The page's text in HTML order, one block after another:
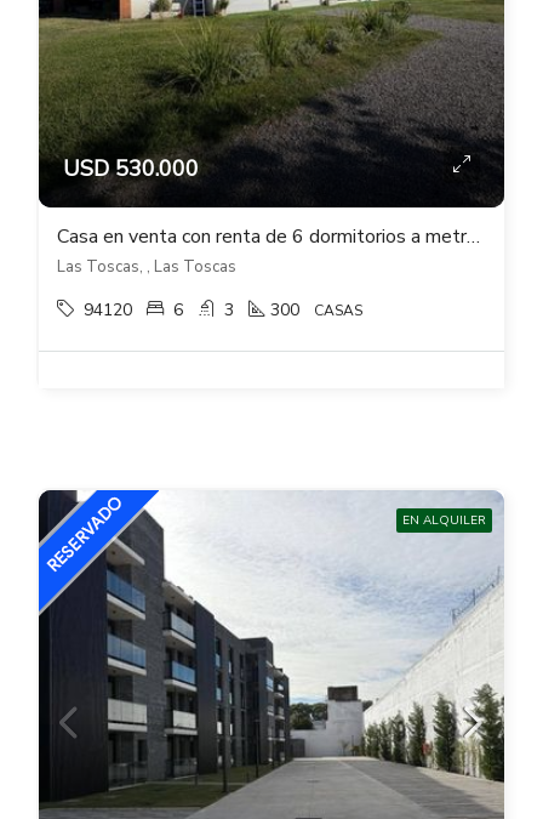
USD 530.000
Casa en venta con renta de 6 dormitorios a metros de la playa en Las Toscas
Las Toscas, , Las Toscas
94120 6 3 300 CASAS
EN ALQUILER